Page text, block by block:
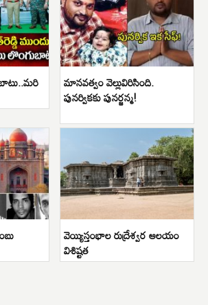
మానవత్వం వెల్లువిరిసింది.
పునర్వికకు పునర్జన్మ!
వెయ్యిస్తంభాల రుద్రేశ్వర ఆలయం
విశిష్టత